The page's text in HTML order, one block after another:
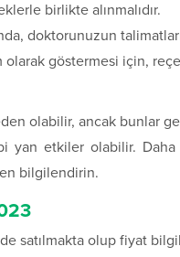
birlikte alınmalıdır.
doktorunuzun
olarak göstermesi için,
olabilir, ancak bunlar
yan etkiler olabilir.
bilgilendirin.
satılmakta olup fiyat